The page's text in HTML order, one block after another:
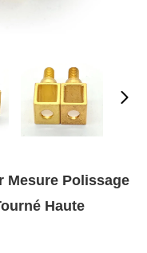
Mesure Polissage
Haute